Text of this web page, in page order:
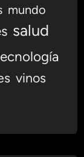
mundo
salud
vinos